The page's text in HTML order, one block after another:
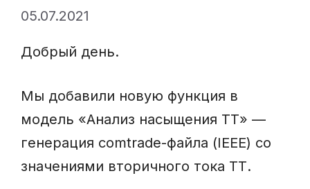
05.07.2021
Добрый день.
Мы добавили новую функция в
модель «Анализ насыщения ТТ» —
генерация comtrade-файла (IEEE) со
значениями вторичного тока ТТ.